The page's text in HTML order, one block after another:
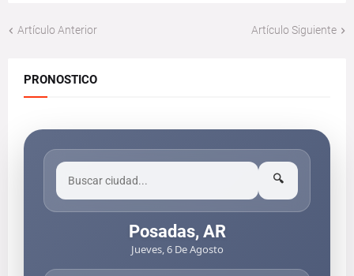
Artículo Anterior Artículo Siguiente
PRONOSTICO
🔍
Posadas, AR
Jueves, 6 De Agosto